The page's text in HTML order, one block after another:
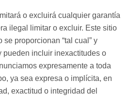
o excluirá cualquier garantía
ilegal limitar o excluir. Este sitio
proporcionan “tal cual” y
pueden incluir inexactitudes o
expresamente a toda
ya sea expresa o implícita, en
exactitud o integridad del